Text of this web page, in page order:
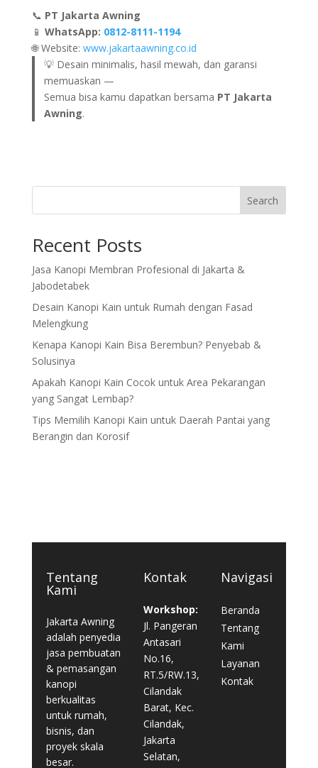
📞 PT Jakarta Awning
📱 WhatsApp: 0812-8111-1194
🌐 Website: www.jakartaawning.co.id
💡 Desain minimalis, hasil mewah, dan garansi
memuaskan —
Semua bisa kamu dapatkan bersama PT Jakarta
Awning.
Search
Recent Posts
Jasa Kanopi Membran Profesional di Jakarta &
Jabodetabek
Desain Kanopi Kain untuk Rumah dengan Fasad
Melengkung
Kenapa Kanopi Kain Bisa Berembun? Penyebab &
Solusinya
Apakah Kanopi Kain Cocok untuk Area Pekarangan
yang Sangat Lembap?
Tips Memilih Kanopi Kain untuk Daerah Pantai yang
Berangin dan Korosif
Tentang
Kami
Jakarta Awning
adalah penyedia
jasa pembuatan
& pemasangan
kanopi
berkualitas
untuk rumah,
bisnis, dan
proyek skala
besar.
Kontak
Workshop:
Jl. Pangeran
Antasari
No.16,
RT.5/RW.13,
Cilandak
Barat, Kec.
Cilandak,
Jakarta
Selatan,
Navigasi
Beranda
Tentang
Kami
Layanan
Kontak